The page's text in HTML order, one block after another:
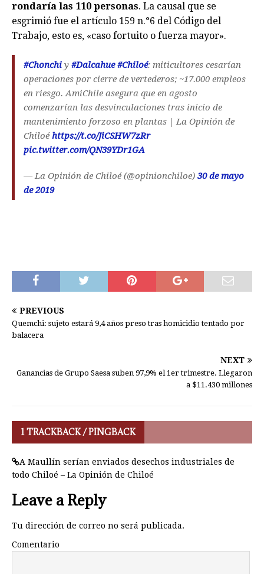
rondaría las 110 personas. La causal que se
esgrimió fue el artículo 159 n.°6 del Código del
Trabajo, esto es, «caso fortuito o fuerza mayor».
#Chonchi y #Dalcahue #Chiloé: miticultores cesarían
operaciones por cierre de vertederos; ~17.000 empleos
en riesgo. AmiChile asegura que en agosto
comenzarían las desvinculaciones tras inicio de
mantenimiento forzoso en plantas | La Opinión de
Chiloéhttps://t.co/JiCSHW7zRr
pic.twitter.com/QN39YDr1GA
— La Opinión de Chiloé (@opinionchiloe) 30 de mayo
de 2019
PREVIOUS
Quemchi: sujeto estará 9,4 años preso tras homicidio tentado por
balacera
NEXT
Ganancias de Grupo Saesa suben 97,9% el 1er trimestre. Llegaron
a $11.430 millones
1 TRACKBACK / PINGBACK
A Maullín serían enviados desechos industriales de
todo Chiloé – La Opinión de Chiloé
Leave a Reply
Tu dirección de correo no será publicada.
Comentario